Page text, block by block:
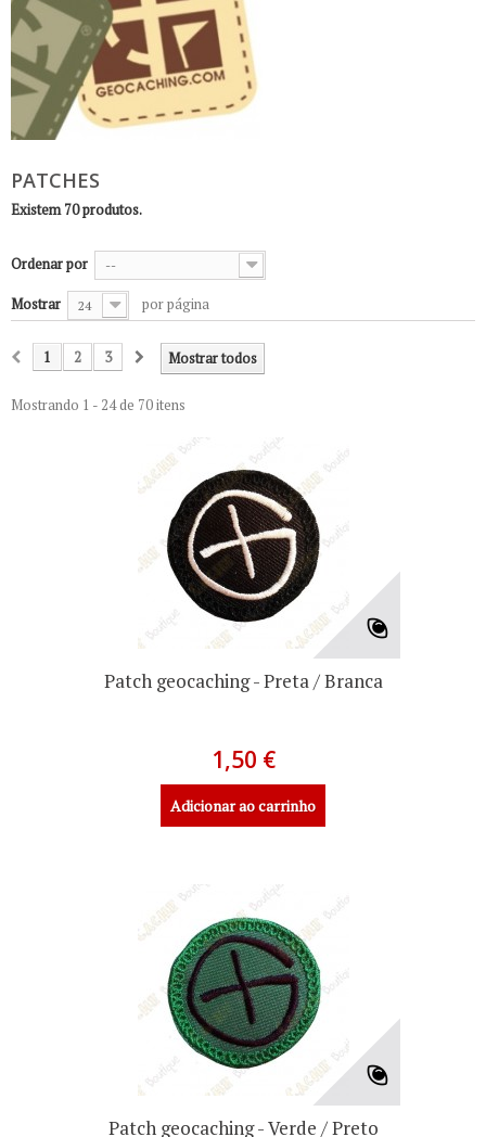
PATCHES
Existem 70 produtos.
Ordenar por --
Mostrar 24 por página
Mostrar todos
1 2 3
Mostrando 1 - 24 de 70 itens
Patch geocaching - Preta / Branca
1,50 €
Adicionar ao carrinho
Patch geocaching - Verde / Preto